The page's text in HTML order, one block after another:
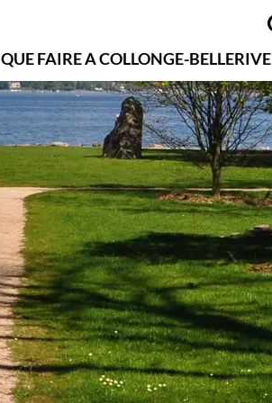
QUE FAIRE A COLLONGE-BELLERIVE